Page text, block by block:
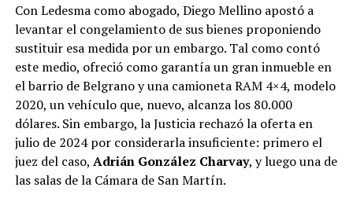
Con Ledesma como abogado, Diego Mellino apostó a
levantar el congelamiento de sus bienes proponiendo
sustituir esa medida por un embargo. Tal como contó
este medio, ofreció como garantía un gran inmueble en
el barrio de Belgrano y una camioneta RAM 4×4, modelo
2020, un vehículo que, nuevo, alcanza los 80.000
dólares. Sin embargo, la Justicia rechazó la oferta en
julio de 2024 por considerarla insuficiente: primero el
juez del caso, Adrián González Charvay, y luego una de
las salas de la Cámara de San Martín.